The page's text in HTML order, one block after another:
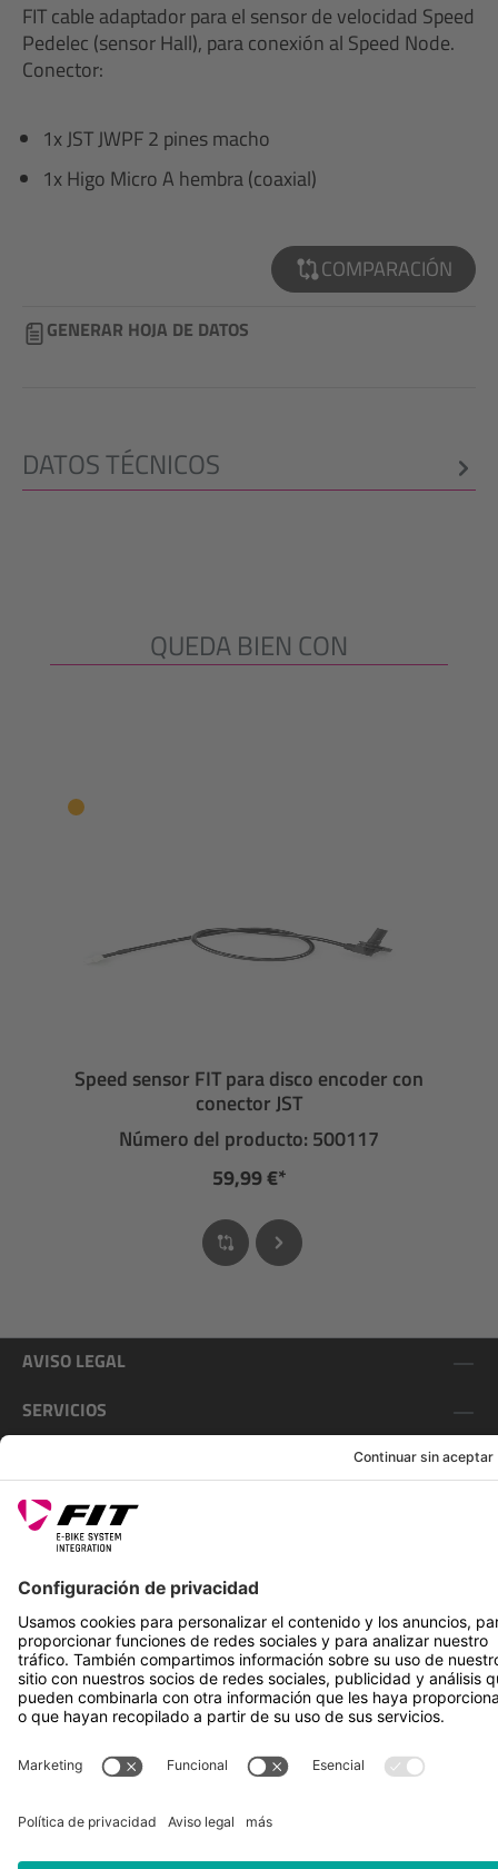
FIT cable adaptador para el sensor de velocidad Speed
Pedelec (sensor Hall), para conexión al Speed Node.
Conector:
1x JST JWPF 2 pines macho
1x Higo Micro A hembra (coaxial)
COMPARACIÓN
GENERAR HOJA DE DATOS
DATOS TÉCNICOS
Omitir la galería de productos
QUEDA BIEN CON
Speed sensor FIT para disco encoder con
conector JST
Número del producto: 500117
59,99 €*
AVISO LEGAL
SERVICIOS
SÍGUENOS EN
*Precio de venta recomendado incl. IVA más gastos de envío